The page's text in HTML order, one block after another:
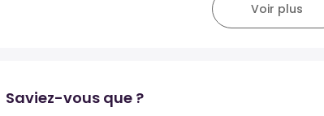
Voir plus
Saviez-vous que ?